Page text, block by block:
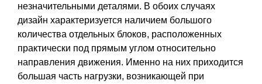
незначительными деталями. В обоих случаях
дизайн характеризуется наличием большого
количества отдельных блоков, расположенных
практически под прямым углом относительно
направления движения. Именно на них приходится
большая часть нагрузки, возникающей при